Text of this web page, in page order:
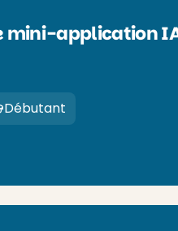
mini-application
Débutant